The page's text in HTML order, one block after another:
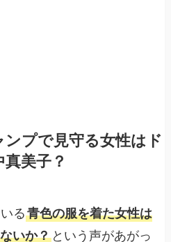
プで見守る女性はド
美子？
る青色の服を着た女性は
いか？ という声があがっ